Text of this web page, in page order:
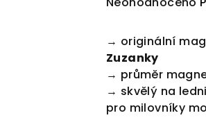
produktu
je
0,0
5
hvězdiček.
→ originální
Zuzanky
→ průměr
→ skvělý na
pro milovníky